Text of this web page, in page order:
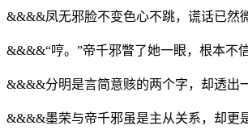
&&&&凤无邪脸不变色心不跳，谎话已然
&&&&“哼。”帝千邪瞥了她一眼，根本不
&&&&分明是言简意赅的两个字，却透出
&&&&墨荣与帝千邪虽是主从关系，却更